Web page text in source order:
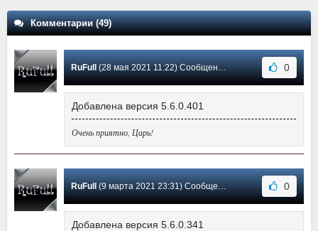
Комментарии (49)
RuFull(28 мая 2021 11:22) Сообщение #24 0
Добавлена версия 5.6.0.401
Очень приятно, Царь!
RuFull(9 марта 2021 23:31) Сообщение #23 0
Добавлена версия 5.6.0.341